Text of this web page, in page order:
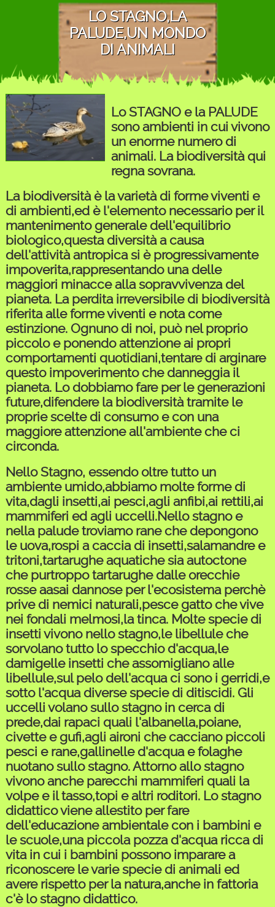
LO STAGNO,LA
PALUDE,UN MONDO
DI ANIMALI
Lo STAGNO e la PALUDE
sono ambienti in cui vivono
un enorme numero di
animali. La biodiversità qui
regna sovrana.
La biodiversità è la varietà di forme viventi e
di ambienti,ed è l'elemento necessario per il
mantenimento generale dell'equilibrio
biologico,questa diversità a causa
dell'attività antropica si è progressivamente
impoverita,rappresentando una delle
maggiori minacce alla sopravvivenza del
pianeta. La perdita irreversibile di biodiversità
riferita alle forme viventi e nota come
estinzione. Ognuno di noi, può nel proprio
piccolo e ponendo attenzione ai propri
comportamenti quotidiani,tentare di arginare
questo impoverimento che danneggia il
pianeta. Lo dobbiamo fare per le generazioni
future,difendere la biodiversità tramite le
proprie scelte di consumo e con una
maggiore attenzione all'ambiente che ci
circonda.
Nello Stagno, essendo oltre tutto un
ambiente umido,abbiamo molte forme di
vita,dagli insetti,ai pesci,agli anfibi,ai rettili,ai
mammiferi ed agli uccelli.Nello stagno e
nella palude troviamo rane che depongono
le uova,rospi a caccia di insetti,salamandre e
tritoni,tartarughe aquatiche sia autoctone
che purtroppo tartarughe dalle orecchie
rosse aasai dannose per l'ecosistema perchè
prive di nemici naturali,pesce gatto che vive
nei fondali melmosi,la tinca. Molte specie di
insetti vivono nello stagno,le libellule che
sorvolano tutto lo specchio d'acqua,le
damigelle insetti che assomigliano alle
libellule,sul pelo dell'acqua ci sono i gerridi,e
sotto l'acqua diverse specie di ditiscidi. Gli
uccelli volano sullo stagno in cerca di
prede,dai rapaci quali l'albanella,poiane,
civette e gufi,agli aironi che cacciano piccoli
pesci e rane,gallinelle d'acqua e folaghe
nuotano sullo stagno. Attorno allo stagno
vivono anche parecchi mammiferi quali la
volpe e il tasso,topi e altri roditori. Lo stagno
didattico viene allestito per fare
dell'educazione ambientale con i bambini e
le scuole,una piccola pozza d'acqua ricca di
vita in cui i bambini possono imparare a
riconoscere le varie specie di animali ed
avere rispetto per la natura,anche in fattoria
c'è lo stagno didattico.